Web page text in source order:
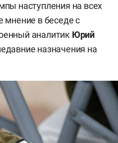
наступления на всех
мнение в беседе с
аналитик Юрий
назначения на